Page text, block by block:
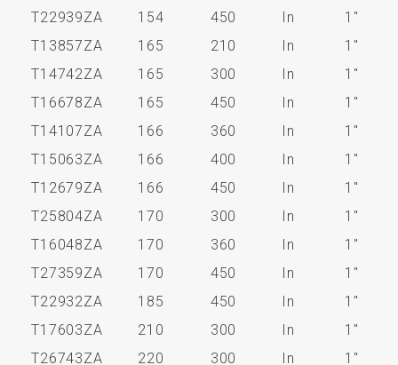
T22939ZA 154 450 In
1"
T13857ZA
165 210 In
1"
T14742ZA
165 300 In
1"
T16678ZA
165 450 In
1"
T14107ZA
166 360 In
1"
T15063ZA
166 400 In
1"
T12679ZA
166 450 In
1"
T25804ZA
170 300 In
1"
T16048ZA
170 360 In
1"
T27359ZA
170 450 In
1"
T22932ZA
185 450 In
1"
T17603ZA
210 300 In
1"
T26743ZA
220 300 In
1"